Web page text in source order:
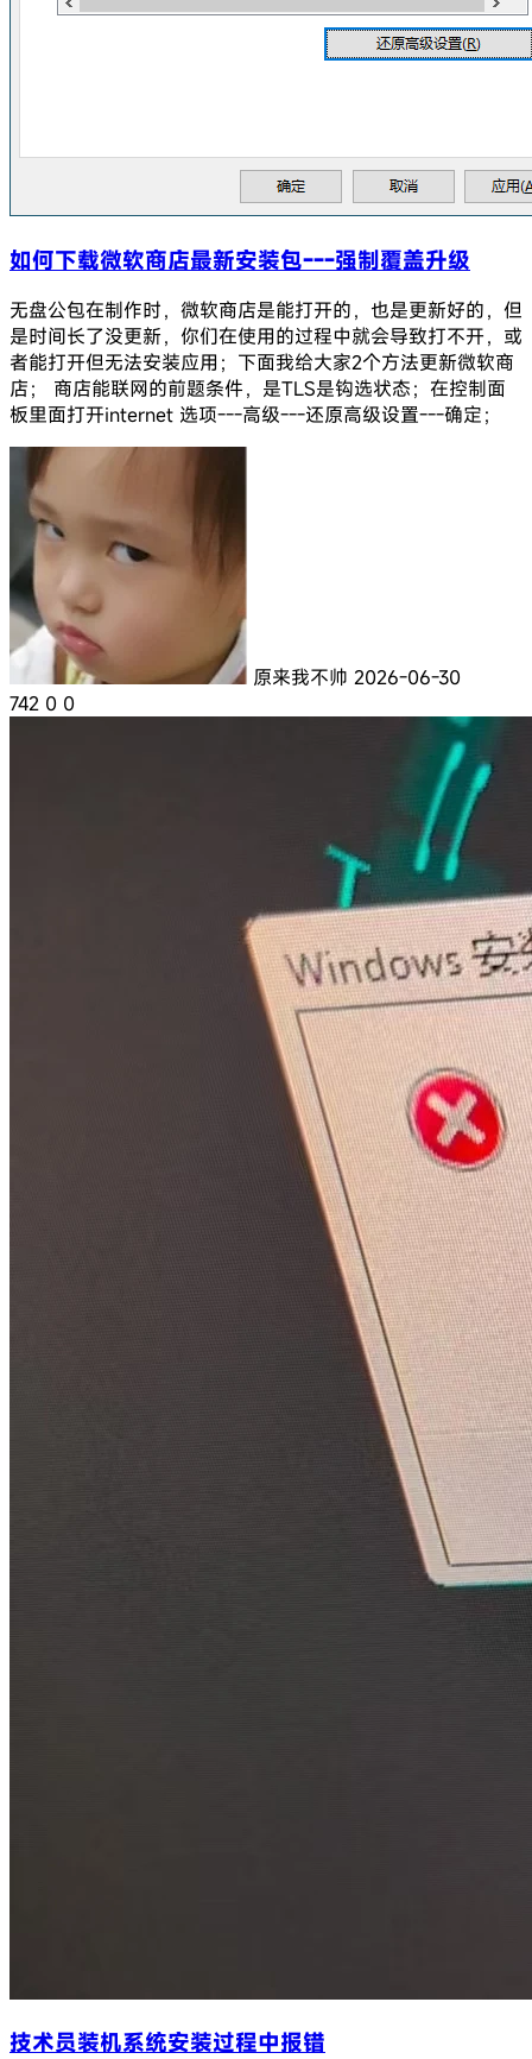
如何下载微软商店最新安装包---强制覆盖升级
无盘公包在制作时，微软商店是能打开的，也是更新好的，但
是时间长了没更新，你们在使用的过程中就会导致打不开，或
者能打开但无法安装应用；下面我给大家2个方法更新微软商
店； 商店能联网的前题条件，是TLS是钩选状态；在控制面
板里面打开internet 选项---高级---还原高级设置---确定；
原来我不帅 2026-06-30
742 0 0
技术员装机系统安装过程中报错